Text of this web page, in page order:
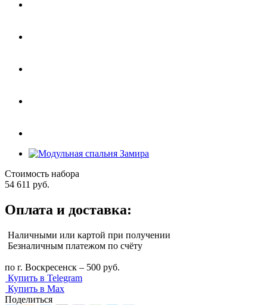
Стоимость набора
54 611 руб.
Оплата и доставка:
Наличными или картой при получении
Безналичным платежом по счёту
по г. Воскресенск – 500 руб.
Купить в Telegram
Купить в Max
Поделиться